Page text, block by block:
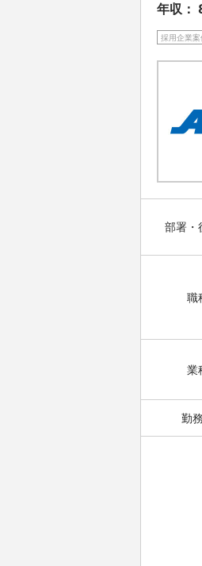
年収：
採用企業案
部署・
職
業
勤